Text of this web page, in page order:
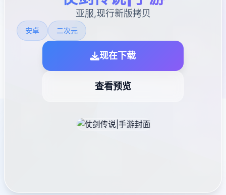
亚服,现行新版拷贝
安卓 二次元
现在下载
查看预览